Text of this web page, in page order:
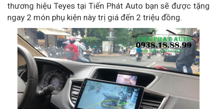
thương hiệu Teyes tại Tiến Phát Auto bạn sẽ được tặng
ngay 2 món phụ kiện này trị giá đến 2 triệu đồng.